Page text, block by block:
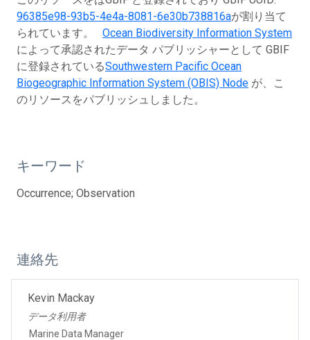
96385e98-93b5-4e4a-8081-6e30b738816aが割り当て
られています。 Ocean Biodiversity Information System
によって承認されたデータ パブリッシャーとして GBIF
に登録されているSouthwestern Pacific Ocean
Biogeographic Information System (OBIS) Node が、こ
のリソースをパブリッシュしました。
キーワード
Occurrence; Observation
連絡先
Kevin Mackay
データ利用者
Marine Data Manager